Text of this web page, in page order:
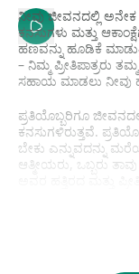
ನೀವು ಜೀವನದಲ್ಲಿ ಅನೇಕ
ಕನಸುಗಳು ಮತ್ತು
ಹಣವನ್ನು ಹೂಡಿಕೆ
– ನಿಮ್ಮ ಪ್ರೀತಿಪಾತ್ರರು
ಸಹಾಯ ಮಾಡಲು ನೀವು
ಪ್ರತಿಯೊಬ್ಬರಿಗೂ
ಕನಸುಗಳಿರುತ್ತವೆ.
ಬೇಕು ಎನ್ನುವದನ್ನು
ಆತ್ಮೀಯರು, ಒಬ್ಬರು
ಜೀವನವು
ತಾರ್ಕಿಕವಾಗಿ, ಅವರ